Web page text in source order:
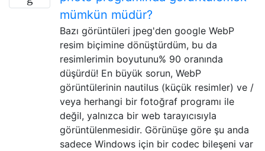
mümkün müdür?
Bazı görüntüleri jpeg'den google WebP
resim biçimine dönüştürdüm, bu da
resimlerimin boyutunu% 90 oranında
düşürdü! En büyük sorun, WebP
görüntülerinin nautilus (küçük resimler) ve /
veya herhangi bir fotoğraf programı ile
değil, yalnızca bir web tarayıcısıyla
görüntülenmesidir. Görünüşe göre şu anda
sadece Windows için bir codec bileşeni var